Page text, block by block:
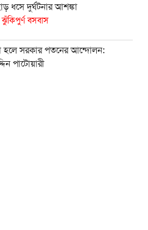
ধসে দুর্ঘটনার আশঙ্কা
ঝুঁকিপুর্ণ বসবাস
হলে সরকার পতনের আন্দোলন:
পাটোয়ারী